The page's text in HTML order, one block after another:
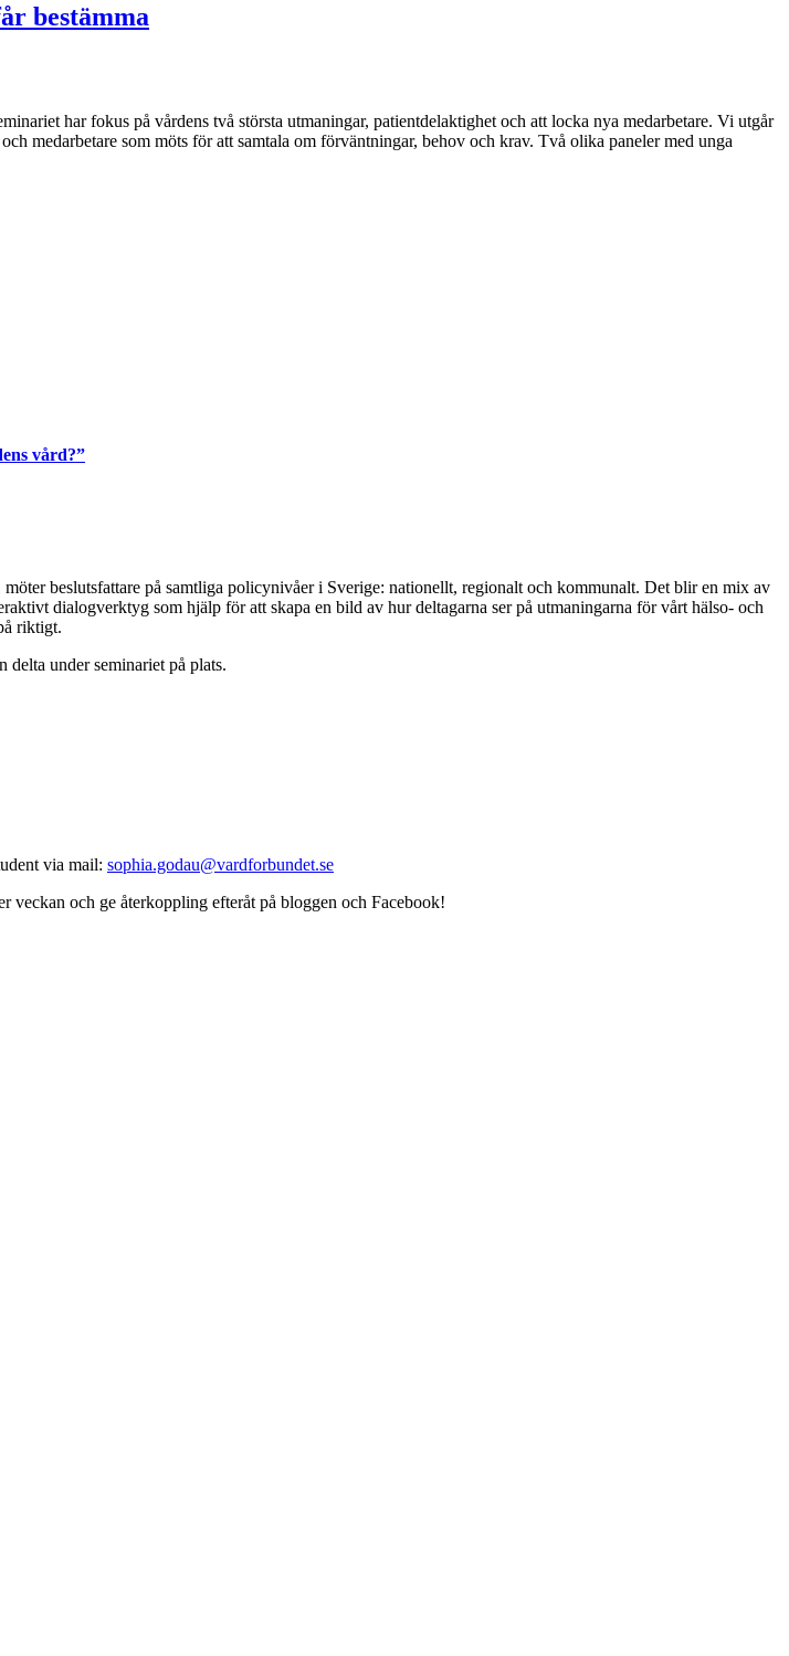
bestämma
har fokus på vårdens två största utmaningar, patientdelaktighet och att locka nya medarbetare. Vi utgår
medarbetare som möts för att samtala om förväntningar, behov och krav. Två olika paneler med unga
vård?”
beslutsfattare på samtliga policynivåer i Sverige: nationellt, regionalt och kommunalt. Det blir en mix av
dialogverktyg som hjälp för att skapa en bild av hur deltagarna ser på utmaningarna för vårt hälso- och
riktigt.
under seminariet på plats.
via mail: sophia.godau@vardforbundet.se
veckan och ge återkoppling efteråt på bloggen och Facebook!